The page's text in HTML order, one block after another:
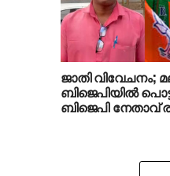
ജാതി വിവേചനം;
ബിജെപിയില്‍
ബിജെപി നേതാവ്